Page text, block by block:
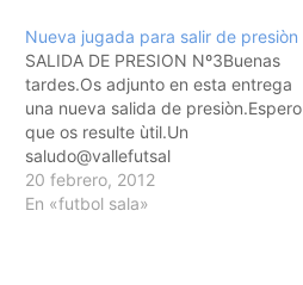
Nueva jugada para salir de presiòn
SALIDA DE PRESION Nº3Buenas
tardes.Os adjunto en esta entrega
una nueva salida de presiòn.Espero
que os resulte ùtil.Un
saludo@vallefutsal
20 febrero, 2012
En «futbol sala»